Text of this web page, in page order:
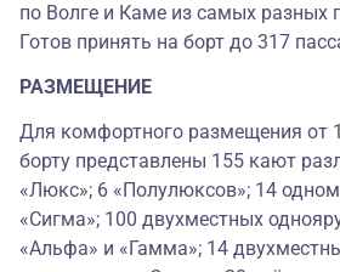
по Волге и Каме из самых разных
Готов принять на борт до 317
РАЗМЕЩЕНИЕ
Для комфортного размещения от
борту представлены 155 кают
«Люкс»; 6 «Полулюксов»; 14
«Сигма»; 100 двухместных
«Альфа» и «Гамма»; 14